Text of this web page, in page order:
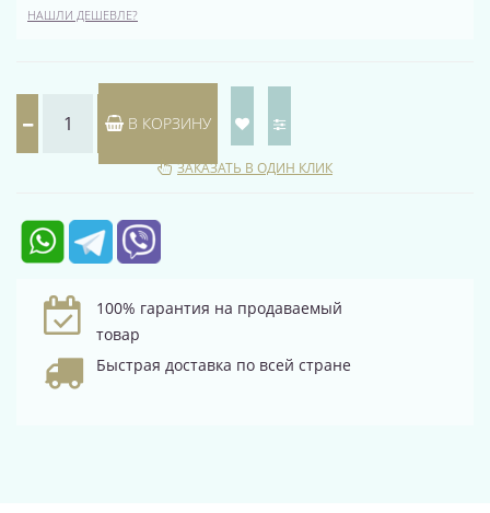
НАШЛИ ДЕШЕВЛЕ?
В КОРЗИНУ
ЗАКАЗАТЬ В ОДИН КЛИК
100% гарантия на продаваемый
товар
Быстрая доставка по всей стране